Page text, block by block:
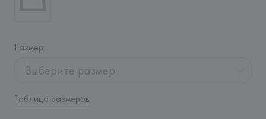
Размер:
Выберите размер
Таблица размеров